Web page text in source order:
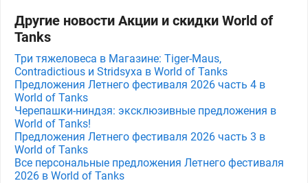
Другие новости Акции и скидки World of
Tanks
Три тяжеловеса в Магазине: Tiger-Maus,
Contradictious и Stridsyxa в World of Tanks
Предложения Летнего фестиваля 2026 часть 4 в
World of Tanks
Черепашки-ниндзя: эксклюзивные предложения в
World of Tanks!
Предложения Летнего фестиваля 2026 часть 3 в
World of Tanks
Все персональные предложения Летнего фестиваля
2026 в World of Tanks